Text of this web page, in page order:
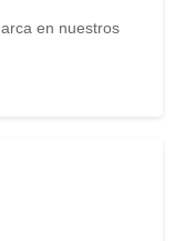
en nuestros